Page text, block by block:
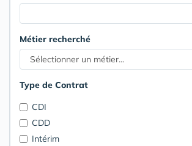
Métier recherché
Type de Contrat
CDI
CDD
Intérim